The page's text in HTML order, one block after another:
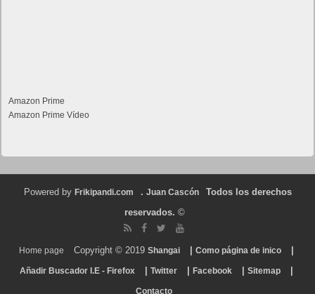
Amazon Prime
Amazon Prime Vídeo
Powered by Frikipandi.com . Juan Cascón
Todos los derechos
reservados. ©
Home page Copyright © 2019 Shangai | Como página de inico |
Añadir Buscador I.E - Firefox | Twitter | Facebook | Sitemap |
Contacto